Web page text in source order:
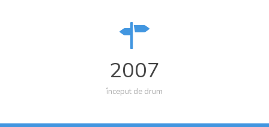
2007
început de drum